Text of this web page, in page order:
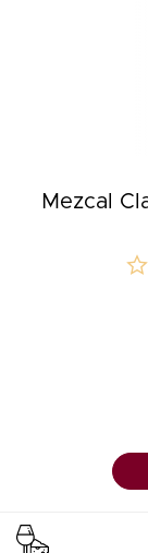
Mezcal